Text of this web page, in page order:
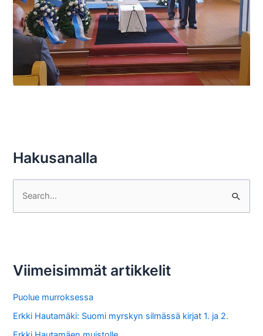
Hakusanalla
h
Viimeisimmät artikkelit
Puolue murroksessa
Erkki Hautamäki: Suomi myrskyn silmässä kirjat 1. ja 2.